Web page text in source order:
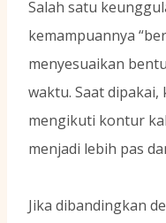
Salah satu
kemampuannya
menyesuaikan
waktu. Saat
mengikuti kontur
menjadi lebih pas
Jika dibandingkan